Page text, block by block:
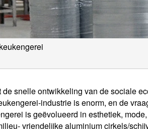
snelle ontwikkeling van de sociale
industrie is enorm, en de
is geëvolueerd in esthetiek, mode,
vriendelijke aluminium cirkels/